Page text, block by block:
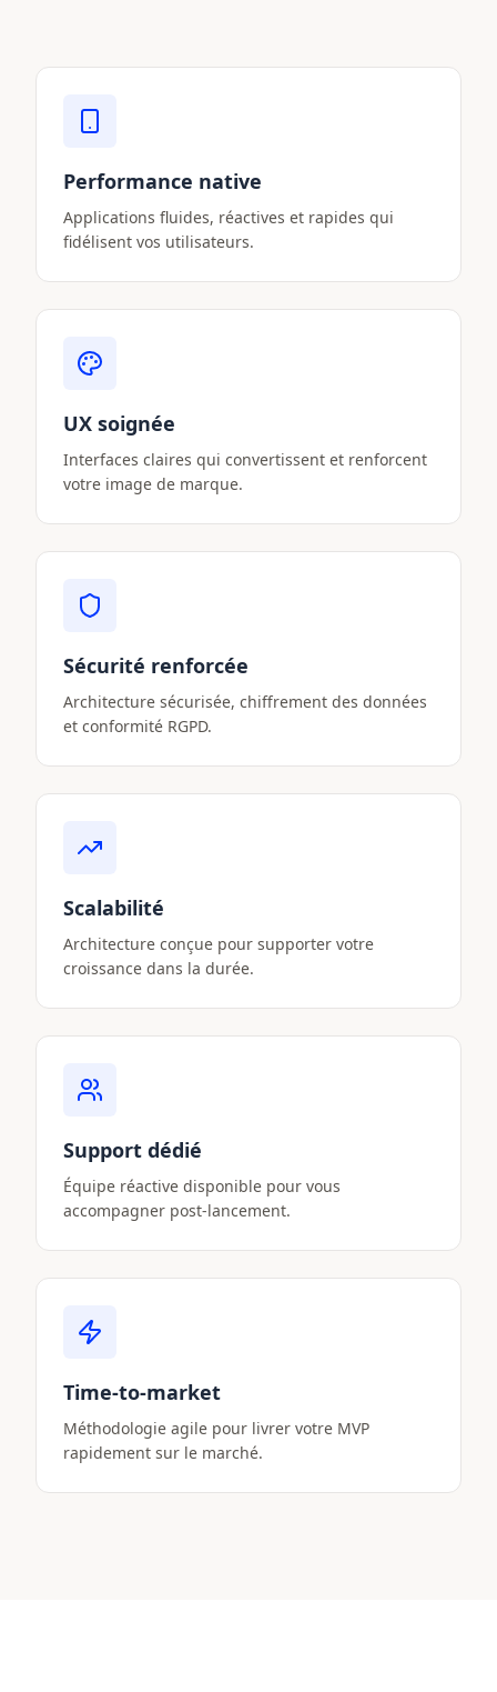
Performance native
Applications fluides, réactives et rapides qui
fidélisent vos utilisateurs.
UX soignée
Interfaces claires qui convertissent et renforcent
votre image de marque.
Sécurité renforcée
Architecture sécurisée, chiffrement des données
et conformité RGPD.
Scalabilité
Architecture conçue pour supporter votre
croissance dans la durée.
Support dédié
Équipe réactive disponible pour vous
accompagner post-lancement.
Time-to-market
Méthodologie agile pour livrer votre MVP
rapidement sur le marché.